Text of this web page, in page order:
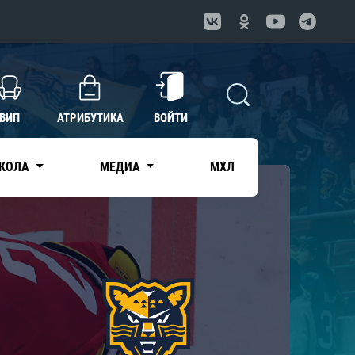
ВИП АТРИБУТИКА ВОЙТИ
МЕДИА МХЛ